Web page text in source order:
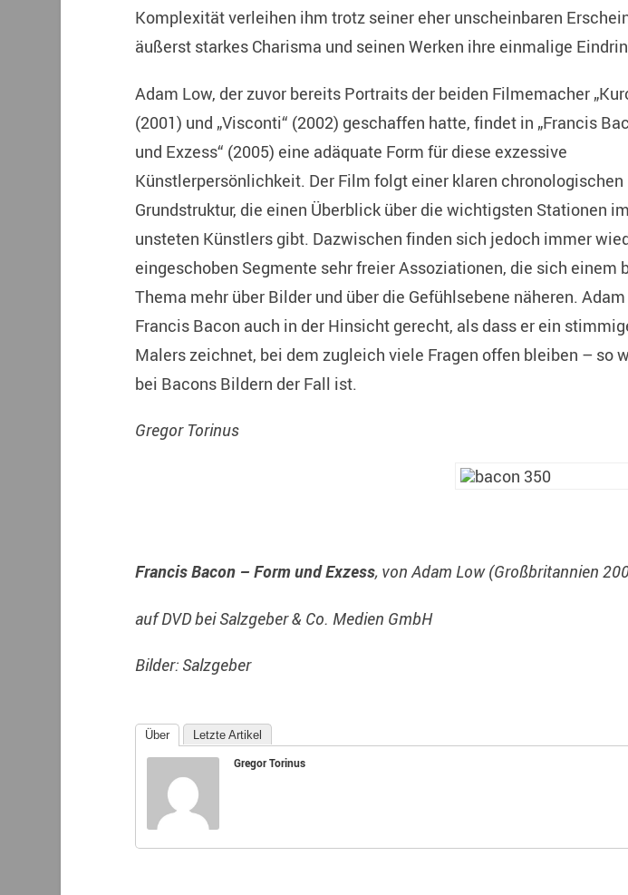
Komplexität verleihen ihm trotz seiner eher unscheinbaren
äußerst starkes Charisma und seinen Werken ihre einmalige
Adam Low, der zuvor bereits Portraits der beiden Filmemacher
(2001) und „Visconti“ (2002) geschaffen hatte, findet in „Francis
und Exzess“ (2005) eine adäquate Form für diese exzessive
Künstlerpersönlichkeit. Der Film folgt einer klaren chronologischen
Grundstruktur, die einen Überblick über die wichtigsten Stationen
unsteten Künstlers gibt. Dazwischen finden sich jedoch immer
eingeschoben Segmente sehr freier Assoziationen, die sich einem
Thema mehr über Bilder und über die Gefühlsebene näheren.
Francis Bacon auch in der Hinsicht gerecht, als dass er ein
Malers zeichnet, bei dem zugleich viele Fragen offen bleiben – so
bei Bacons Bildern der Fall ist.
Gregor Torinus
Francis Bacon – Form und Exzess, von Adam Low (Großbritannien
auf DVD bei Salzgeber & Co. Medien GmbH
Bilder: Salzgeber
Über Letzte Artikel
Gregor Torinus